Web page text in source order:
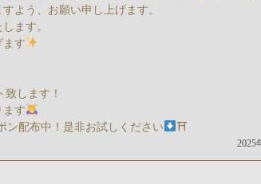
よう、お願い申し上げます。
ます。
ます
します！
ます
ン配布中！是非お試しください
⛩
2025